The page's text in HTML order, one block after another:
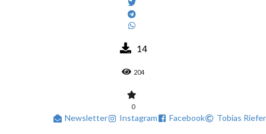
14
204
0
Newsletter Instagram Facebook Tobias Riefer